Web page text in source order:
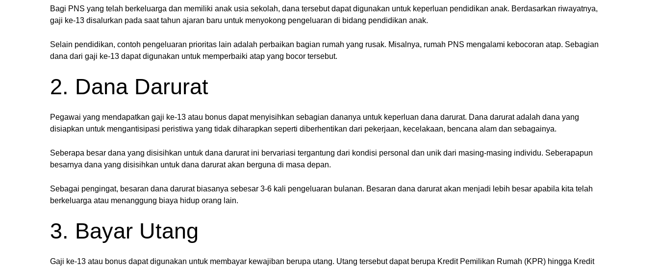
Bagi PNS yang telah berkeluarga dan memiliki anak usia sekolah, dana tersebut dapat digunakan untuk keperluan pendidikan anak. Berdasarkan riwayatnya,
gaji ke-13 disalurkan pada saat tahun ajaran baru untuk menyokong pengeluaran di bidang pendidikan anak.
Selain pendidikan, contoh pengeluaran prioritas lain adalah perbaikan bagian rumah yang rusak. Misalnya, rumah PNS mengalami kebocoran atap. Sebagian
dana dari gaji ke-13 dapat digunakan untuk memperbaiki atap yang bocor tersebut.
2. Dana Darurat
Pegawai yang mendapatkan gaji ke-13 atau bonus dapat menyisihkan sebagian dananya untuk keperluan dana darurat. Dana darurat adalah dana yang
disiapkan untuk mengantisipasi peristiwa yang tidak diharapkan seperti diberhentikan dari pekerjaan, kecelakaan, bencana alam dan sebagainya.
Seberapa besar dana yang disisihkan untuk dana darurat ini bervariasi tergantung dari kondisi personal dan unik dari masing-masing individu. Seberapapun
besarnya dana yang disisihkan untuk dana darurat akan berguna di masa depan.
Sebagai pengingat, besaran dana darurat biasanya sebesar 3-6 kali pengeluaran bulanan. Besaran dana darurat akan menjadi lebih besar apabila kita telah
berkeluarga atau menanggung biaya hidup orang lain.
3. Bayar Utang
Gaji ke-13 atau bonus dapat digunakan untuk membayar kewajiban berupa utang. Utang tersebut dapat berupa Kredit Pemilikan Rumah (KPR) hingga Kredit